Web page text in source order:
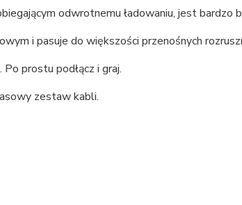
odwrotnemu ładowaniu, jest bardzo
i pasuje do większości przenośnych
prostu podłącz i graj.
zestaw kabli.